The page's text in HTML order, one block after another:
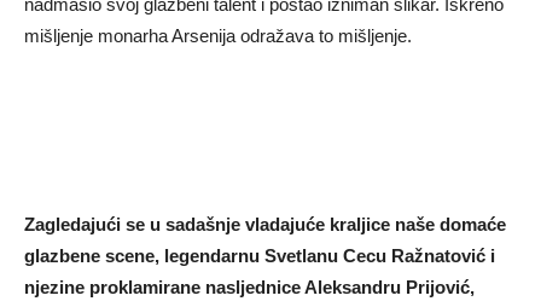
nadmašio svoj glazbeni talent i postao izniman slikar. Iskreno
mišljenje monarha Arsenija odražava to mišljenje.
Zagledajući se u sadašnje vladajuće kraljice naše domaće
glazbene scene, legendarnu Svetlanu Cecu Ražnatović i
njezine proklamirane nasljednice Aleksandru Prijović,